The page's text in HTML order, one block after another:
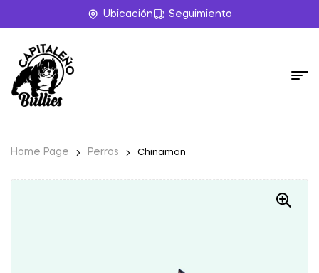
Ubicación Seguimiento
Home Page Perros Chinaman